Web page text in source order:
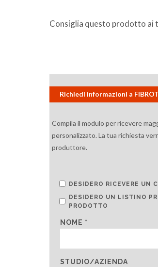
Consiglia questo prodotto ai
Richiedi informazioni a
Compila il modulo per ricevere
personalizzato. La tua richiesta
produttore.
DESIDERO RICEVERE UN
DESIDERO UN LISTINO
PRODOTTO
NOME *
STUDIO/AZIENDA